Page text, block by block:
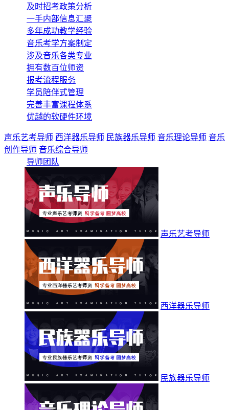
及时招考政策分析
一手内部信息汇聚
多年成功教学经验
音乐考学方案制定
涉及音乐各类专业
拥有数百位师资
报考流程服务
学员陪伴式管理
完善丰富课程体系
优越的软硬件环境
声乐艺考导师 西洋器乐导师 民族器乐导师 音乐理论导师 音乐
创作导师 音乐综合导师
导师团队
声乐艺考导师
西洋器乐导师
民族器乐导师